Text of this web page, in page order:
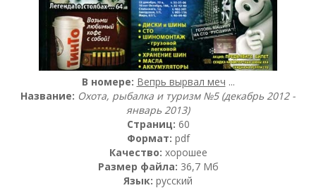
В номере: Вепрь вырвал меч ...
Название: Охота, рыбалка и туризм №5 (декабрь 2012 -
январь 2013)
Страниц: 60
Формат: pdf
Качество: хорошее
Размер файла: 36,7 Мб
Язык: русский